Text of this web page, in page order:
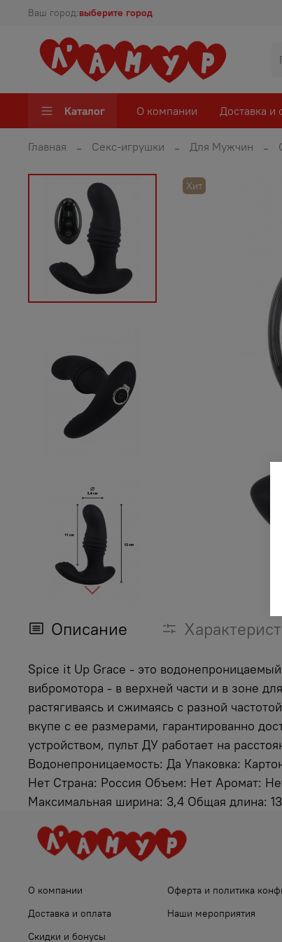
Ваш город:выберите город
Каталог О компании Доставка и
Главная Секс-игрушки Для Мужчин
Хит
Описание
Spice it Up Grace - это
вибромотора - в верхней части и в зоне
растягиваясь и сжимаясь с разной
вкупе с ее размерами, гарантированно
устройством, пульт ДУ работает на
Водонепроницаемость: Да Упаковка:
Нет Страна: Россия Объем: Нет Аромат:
Максимальная ширина: 3,4 Общая длина:
О компании
Доставка и оплата
Скидки и бонусы
Оферта и политика
Наши мероприятия